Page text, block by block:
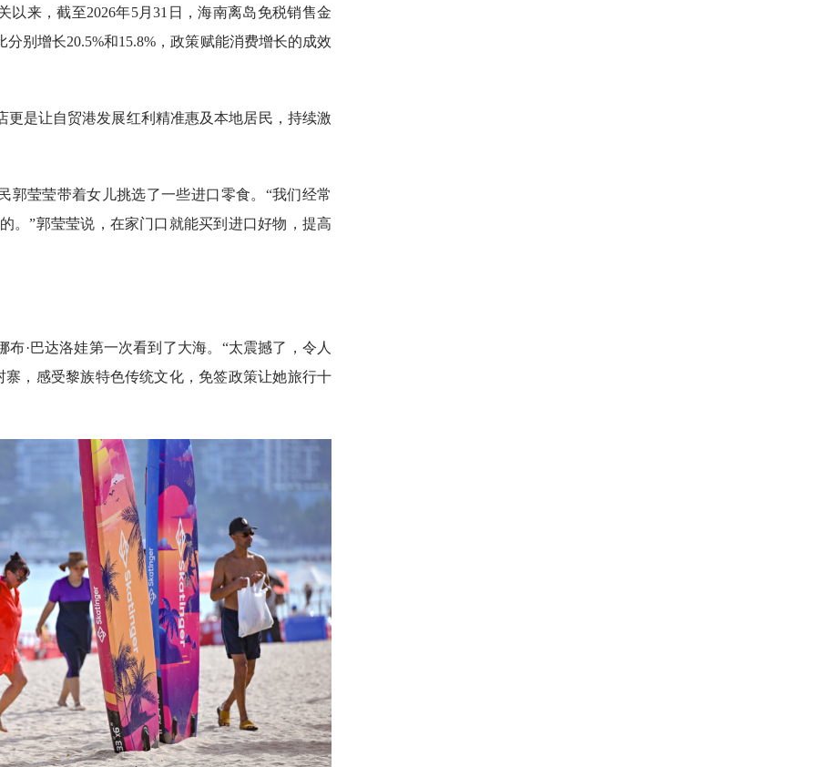
以来，截至2026年5月31日，海南离岛免税销售金
别增长20.5%和15.8%，政策赋能消费增长的成效
更是让自贸港发展红利精准惠及本地居民，持续激
郭莹莹带着女儿挑选了一些进口零食。“我们经常
。”郭莹莹说，在家门口就能买到进口好物，提高
·巴达洛娃第一次看到了大海。“太震撼了，令人
，感受黎族特色传统文化，免签政策让她旅行十